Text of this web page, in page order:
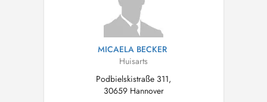
MICAELA BECKER
Huisarts
Podbielskistraße 311,
30659 Hannover